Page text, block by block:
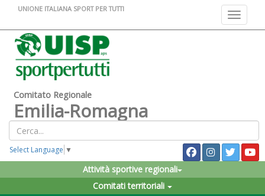
Toggle
UNIONE ITALIANA SPORT PER TUTTI
Comitato Regionale
Emilia-Romagna
Select Language ▼
Attività sportive regionali
Comitati territoriali